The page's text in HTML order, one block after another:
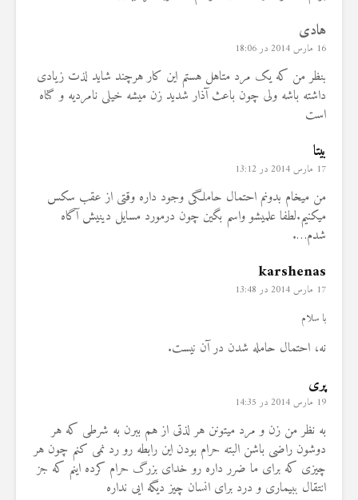
هادی
16 مارس 2014 در 18:06
بنظر من که یک مرد متاهل هستم این کار هرچند شاید لذت زیادی
داشته باشه ولی چون باعث آذار شدید زن میشه خیلی نامردیه و گناه
است
بیتا
17 مارس 2014 در 13:12
من میخام بدونم احتمال حاملگی وجود داره وقتی از عقب سکس
میکنیم.لطفا علمیشو واسم بگین چون درمورد مسایل دینیش آگاه
شدم….
karshenas
17 مارس 2014 در 13:48
با سلام
نه، احتمال حامله شدن در آن نیست.
پری
19 مارس 2014 در 14:35
به نظر من زن و مرد میتونن هر لذتی از هم ببرن به شرطی که هر
دوشون راضی باشن البته حرام بودن این رابطه رو رد نمی کنم چون هر
چیزی که برای ما ضرر داره رو خدای بزرگ حرام کرده اینم که جز
انتقال ببیماری و درد برای انسان چیز دیگه ایی نداره